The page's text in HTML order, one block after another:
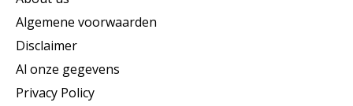
Algemene voorwaarden
Disclaimer
Al onze gegevens
Privacy Policy